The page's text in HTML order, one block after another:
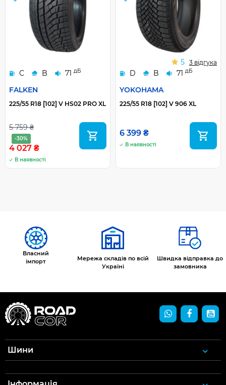
C B 71 дБ
FALKEN
225/55 R18 [102] V HS02 PRO XL
5 759 ₴
-30%
4 027 ₴
В наявності
D B 71 дБ
YOKOHAMA
5 3 відгука
225/55 R18 [102] V 906 XL
6 399 ₴
В наявності
Власний
імпорт
Мережа складів по всій
Україні
Швидка відправка до
замовника
Шини